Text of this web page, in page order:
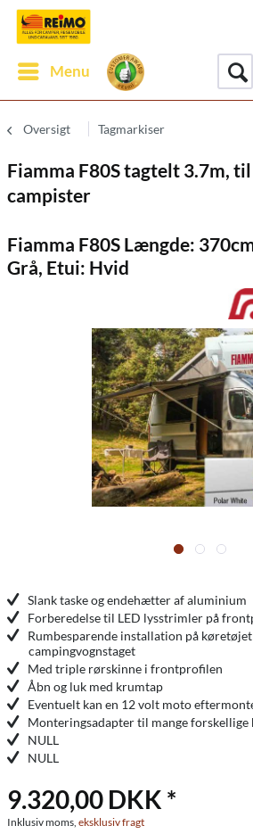
Menu
Oversigt Tagmarkiser
Fiamma F80S tagtelt 3.7m,
campister
Fiamma F80S Længde:
Grå, Etui: Hvid
Slank taske og endehætter af aluminium
Forberedelse til LED lysstrimler på
Rumbesparende installation på
campingvognstaget
Med triple rørskinne i frontprofilen
Åbn og luk med krumtap
Eventuelt kan en 12 volt moto
Monteringsadapter til mange
NULL
NULL
9.320,00 DKK *
Inklusiv moms, eksklusiv fragt